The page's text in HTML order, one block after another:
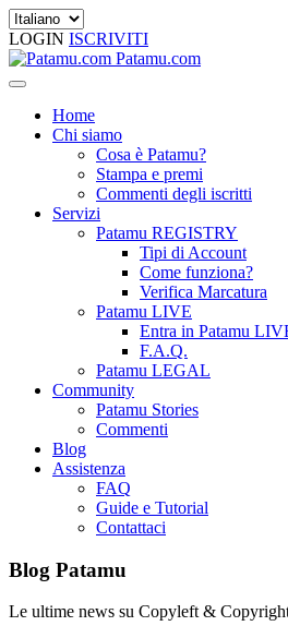
LOGIN ISCRIVITI
Patamu.com
Home
Chi siamo
Cosa è Patamu?
Stampa e premi
Commenti degli iscritti
Servizi
Patamu REGISTRY
Tipi di Account
Come funziona?
Verifica Marcatura
Patamu LIVE
Entra in Patamu
F.A.Q.
Patamu LEGAL
Community
Patamu Stories
Commenti
Blog
Assistenza
FAQ
Guide e Tutorial
Contattaci
Blog Patamu
Le ultime news su Copyleft &